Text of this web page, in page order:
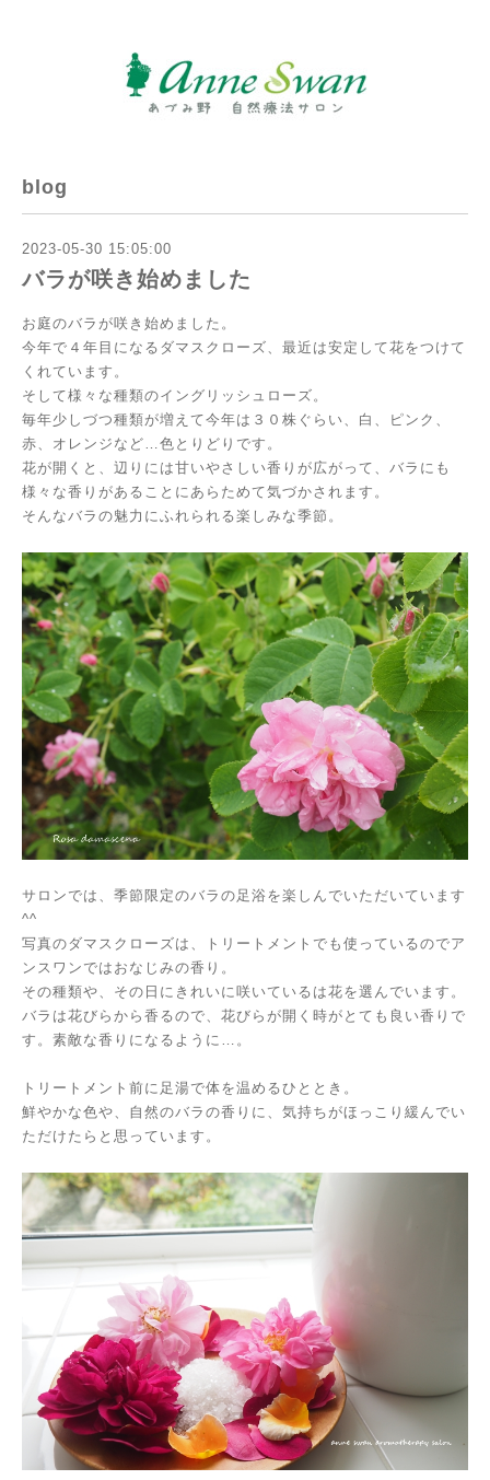
blog
2023-05-30 15:05:00
バラが咲き始めました
お庭のバラが咲き始めました。
今年で４年目になるダマスクローズ、最近は安定して花をつけて
くれています。
そして様々な種類のイングリッシュローズ。
毎年少しづつ種類が増えて今年は３０株ぐらい、 白、ピンク、
赤、オレンジなど…色とりどりです。
花が開くと、辺りには甘いやさしい香りが広がって、バラにも
様々な香りがあることにあらためて気づかされます。
そんなバラの魅力にふれられる楽しみな季節。
サロンでは、季節限定のバラの足浴を楽しんでいただいています
^^
写真のダマスクローズは、トリートメントでも使っているのでア
ンスワンではおなじみの香り。
その種類や、その日にきれいに咲いているは花を選んでいます。
バラは花びらから香るので、花びらが開く時がとても良い香りで
す。素敵な香りになるように…。
トリートメント前に足湯で体を温めるひととき。
鮮やかな色や、自然のバラの香りに、 気持ちがほっこり緩んでい
ただけたらと思っています。